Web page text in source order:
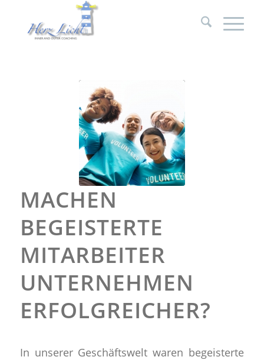
MACHEN
BEGEISTERTE
MITARBEITER
UNTERNEHMEN
ERFOLGREICHER?
In unserer Geschäftswelt waren begeisterte